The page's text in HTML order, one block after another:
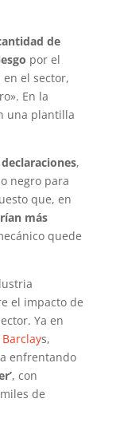
de
por el
el sector,
En la
una plantilla
,
negro para
que, en
más
quede
el impacto de
Ya en
s,
enfrentando
, con
de